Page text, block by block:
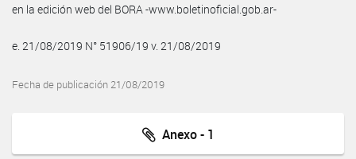
en la edición web del BORA -www.boletinoficial.gob.ar-
e. 21/08/2019 N° 51906/19 v. 21/08/2019
Fecha de publicación 21/08/2019
Anexo - 1